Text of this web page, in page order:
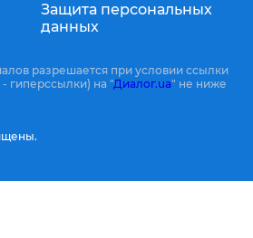
Защита персональных
данных
разрешается при условии ссылки
гиперссылки) на "Диалог.ua" не ниже